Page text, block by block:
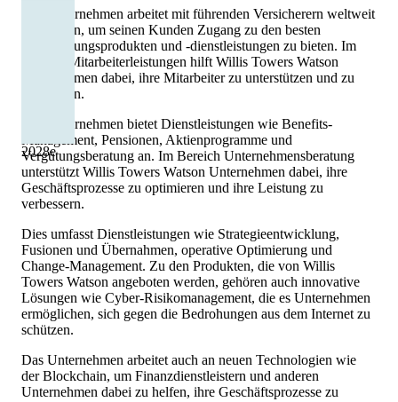
2028e
Das Unternehmen arbeitet mit führenden Versicherern weltweit
zusammen, um seinen Kunden Zugang zu den besten
Versicherungsprodukten und -dienstleistungen zu bieten. Im
Bereich Mitarbeiterleistungen hilft Willis Towers Watson
Unternehmen dabei, ihre Mitarbeiter zu unterstützen und zu
motivieren.
Das Unternehmen bietet Dienstleistungen wie Benefits-
Management, Pensionen, Aktienprogramme und
Vergütungsberatung an. Im Bereich Unternehmensberatung
unterstützt Willis Towers Watson Unternehmen dabei, ihre
Geschäftsprozesse zu optimieren und ihre Leistung zu
verbessern.
Dies umfasst Dienstleistungen wie Strategieentwicklung,
Fusionen und Übernahmen, operative Optimierung und
Change-Management. Zu den Produkten, die von Willis
Towers Watson angeboten werden, gehören auch innovative
Lösungen wie Cyber-Risikomanagement, die es Unternehmen
ermöglichen, sich gegen die Bedrohungen aus dem Internet zu
schützen.
Das Unternehmen arbeitet auch an neuen Technologien wie
der Blockchain, um Finanzdienstleistern und anderen
Unternehmen dabei zu helfen, ihre Geschäftsprozesse zu